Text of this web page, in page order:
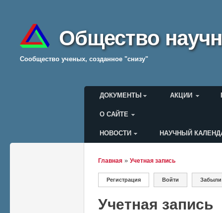
Общество
Cообщество ученых, созданное "снизу"
Главное меню
ДОКУМЕНТЫ АКЦИИ
О САЙТЕ
Меню пользователя
НОВОСТИ НАУЧНЫЙ
Вы здесь
Главная » Учетная запись
Главные вкладки
Регистрация (активная вкладка)
Войти
Учетная запись